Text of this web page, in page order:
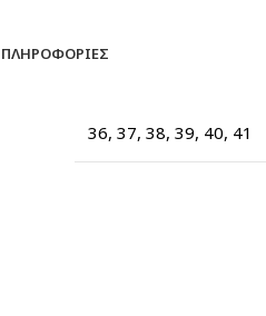
ΠΛΗΡΟΦΟΡΊΕΣ
36, 37, 38, 39, 40, 41